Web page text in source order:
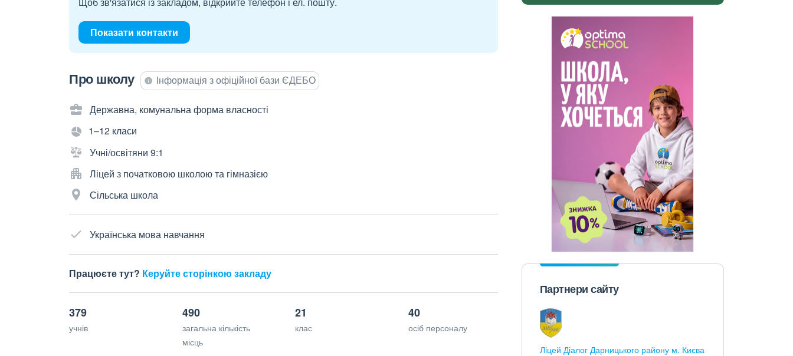
Показати контакти
Про школу Інформація з офіційної бази ЄДЕБО
Державна, комунальна форма власності
1–12 класи
Учні/освітяни 9:1
Ліцей з початковою школою та гімназією
Сільська школа
Українська мова навчання
Працюєте тут? Керуйте сторінкою закладу
379
учнів
490
загальна кількість
місць
21
клас
40
осіб персоналу
Партнери сайту
Ліцей Діалог Дарницького району м. Києва